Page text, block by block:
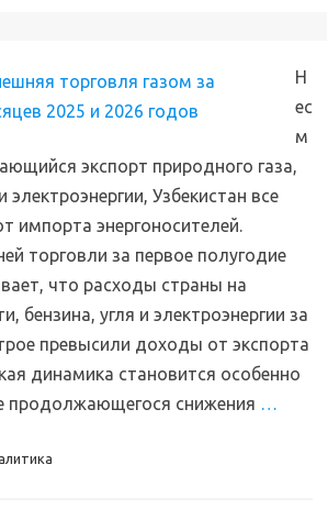
Н
ес
м
экспорт природного газа,
Узбекистан все
импорта энергоносителей.
торговли за первое полугодие
что расходы страны на
бензина, угля и электроэнергии за
превысили доходы от экспорта
динамика становится особенно
продолжающегося снижения …